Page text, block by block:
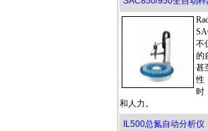
不
的
甚
性
时
和人力。
IL500总氮自动分析仪